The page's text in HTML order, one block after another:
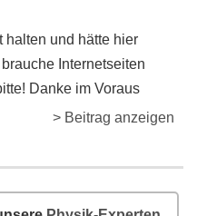
halten und hätte hier
Internetseiten
Danke im Voraus
> Beitrag anzeigen